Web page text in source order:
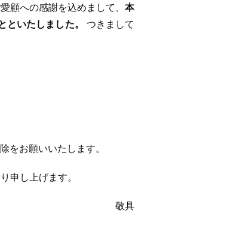
顧への感謝を込めまして、 本
といたしました。 つきまして
をお願いいたします。
申し上げます。
敬具